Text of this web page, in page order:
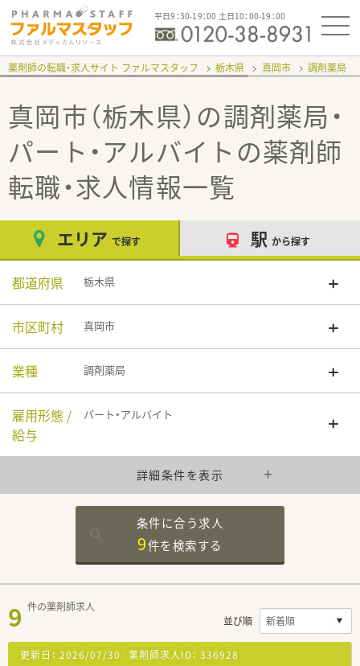
平日9：30-19：00 土日10：00-19：00
薬剤師の転職・求人サイト ファルマスタッフ 栃木県 真岡市 調剤薬局
真岡市（栃木県）の調剤薬局・
パート・アルバイト の薬剤師
転職・求人情報一覧
エリア で探す 駅 から探す
都道府県 栃木県
市区町村 真岡市
業種 調剤薬局
雇用形態 /
給与
パート・アルバイト
詳細条件を表示
条件に合う求人
9件を検索する
9 件の薬剤師求人
並び順
更新日： 2026/07/30 薬剤師求人ID： 336928